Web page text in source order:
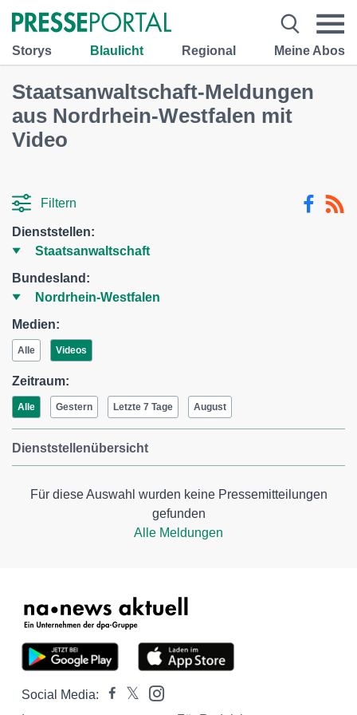
Storys Blaulicht Regional Meine Abos
Staatsanwaltschaft-Meldungen
aus Nordrhein-Westfalen mit
Video
Filtern
Dienststellen:
Bundesland:
Medien:
Alle Videos
Zeitraum:
Alle Gestern Letzte 7 Tage August
Dienststellenübersicht
Für diese Auswahl wurden keine Pressemitteilungen
gefunden
Alle Meldungen
Social Media: